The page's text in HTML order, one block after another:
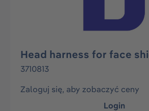
Head harness for face
3710813
Zaloguj się, aby zobaczyć ceny
Login